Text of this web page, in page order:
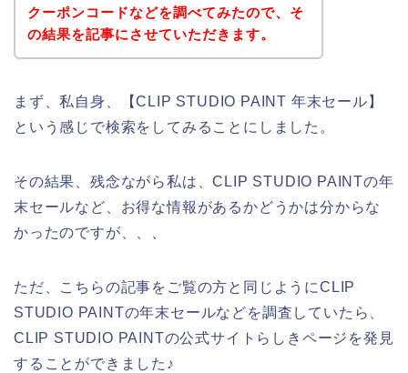
クーポンコードなどを調べてみたので、そ
の結果を記事にさせていただきます。
まず、私自身、【CLIP STUDIO PAINT 年末セール】
という感じで検索をしてみることにしました。
その結果、残念ながら私は、CLIP STUDIO PAINTの年
末セールなど、お得な情報があるかどうかは分からな
かったのですが、、、
ただ、こちらの記事をご覧の方と同じようにCLIP
STUDIO PAINTの年末セールなどを調査していたら、
CLIP STUDIO PAINTの公式サイトらしきページを発見
することができました♪